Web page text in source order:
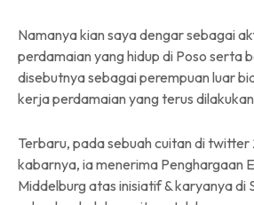
Namanya kian saya dengar sebagai
perdamaian yang hidup di Poso serta
disebutnya sebagai perempuan luar
kerja perdamaian yang terus
Terbaru, pada sebuah cuitan di twitter
kabarnya, ia menerima Penghargaan
Middelburg atas inisiatif & karyanya di